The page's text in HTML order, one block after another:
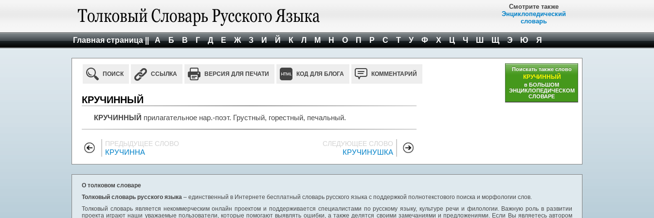
Смотрите также
Энциклопедический
словарь
Главная страница || А Б В Г Д Е Ж З И Й К Л М Н О П Р С Т У Ф Х Ц Ч Ш Щ Э Ю Я
ПОИСК ССЫЛКА ВЕРСИЯ ДЛЯ ПЕЧАТИ КОД ДЛЯ БЛОГА КОММЕНТАРИЙ
КРУЧИННЫЙ
КРУЧИННЫЙ прилагательное нар.-поэт. Грустный, горестный, печальный.
ПРЕДЫДУЩЕЕ СЛОВО
КРУЧИННА
СЛЕДУЮЩЕЕ СЛОВО
КРУЧИНУШКА
Поискать также слово
КРУЧИННЫЙ
в БОЛЬШОМ
ЭНЦИКЛОПЕДИЧЕСКОМ
СЛОВАРЕ
О толковом словаре
Толковый словарь русского языка – единственный в Интернете бесплатный словарь русского языка с поддержкой полнотекстового поиска и морфологии слов.
Толковый словарь является некоммерческим онлайн проектом и поддерживается специалистами по русскому языку, культуре речи и филологии. Важную роль в развитии
проекта играют наши уважаемые пользователи, которые помогают выявлять ошибки, а также делятся своими замечаниями и предложениями. Если Вы являетесь автором